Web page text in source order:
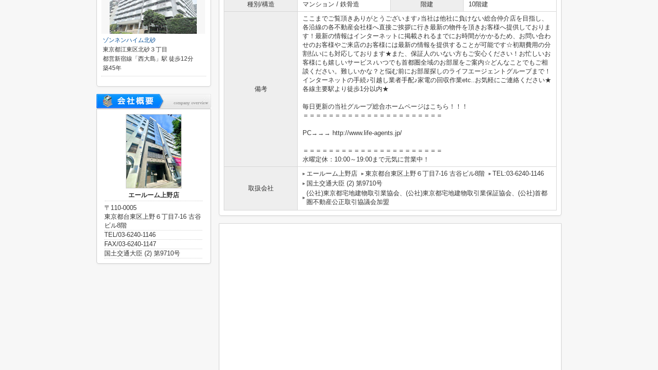
種別/構造
マンション / 鉄骨造 階建 10階建
備考
ここまでご覧頂きありがとうございます♪当社は他社に負けない総合仲介店を目指し、
各沿線の各不動産会社様へ直接ご挨拶に行き最新の物件を頂きお客様へ提供しておりま
す！最新の情報はインターネットに掲載されるまでにお時間がかかるため、お問い合わ
せのお客様やご来店のお客様には最新の情報を提供することが可能です☆初期費用の分
割払いにも対応しております★また、保証人のいない方もご安心ください！お忙しいお
客様にも嬉しいサービス♪いつでも首都圏全域のお部屋をご案内☆どんなことでもご相
談ください。難しいかな？と悩む前にお部屋探しのライフエージェントグループまで！
インターネットの手続♪引越し業者手配♪家電の回収作業etc..お気軽にご連絡ください★
各線主要駅より徒歩1分以内★
毎日更新の当社グループ総合ホームページはこちら！！！
＝＝＝＝＝＝＝＝＝＝＝＝＝＝＝＝＝＝＝＝＝＝
PC→→→ http://www.life-agents.jp/
＝＝＝＝＝＝＝＝＝＝＝＝＝＝＝＝＝＝＝＝＝＝
水曜定休：10:00～19:00まで元気に営業中！
取扱会社
エールーム上野店 東京都台東区上野６丁目7-16 古谷ビル8階
TEL:03-6240-1146
国土交通大臣 (2) 第9710号
(公社)東京都宅地建物取引業協会、(公社)東京都宅地建物取引業保証協会、(公社)首都
圏不動産公正取引協議会加盟
ゾンネンハイム北砂
東京都江東区北砂３丁目
都営新宿線「西大島」駅 徒歩12分
築45年
エールーム上野店
〒110-0005
東京都台東区上野６丁目7-16 古谷
ビル8階
TEL/03-6240-1146
FAX/03-6240-1147
国土交通大臣 (2) 第9710号